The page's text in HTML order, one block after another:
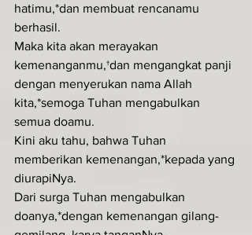
hatimu,*dan membuat rencanamu
berhasil.
Maka kita akan merayakan
kemenanganmu,†dan mengangkat panji
dengan menyerukan nama Allah
kita,*semoga Tuhan mengabulkan
semua doamu.
Kini aku tahu, bahwa Tuhan
memberikan kemenangan,*kepada yang
diurapiNya.
Dari surga Tuhan mengabulkan
doanya,*dengan kemenangan gilang-